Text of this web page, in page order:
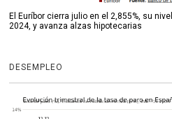
El Euríbor cierra julio en el 2,855%, su
2024, y avanza alzas hipotecarias
DESEMPLEO